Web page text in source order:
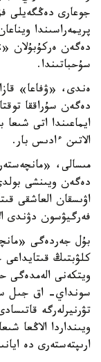
جوعارى دەڭگەيلى
پريمەراسىندا
سۇحباتىندا.
ەندى، «ۋفاعا»
دەگەن سۇراققا
ايماعىندا اتى شىعا
الاتىن ءادىس بار.
مىسالى،
دەگەن ويىنشى
اۋىسقان العاشقى
فەرگيۋسون دۋندى
بۇل جەردەگى
كلۋبتىڭ
سونداي- اق جىل
تۋرنيرلەرگە
ويىنداردا الاڭعا
ارىپتەستەرى دە